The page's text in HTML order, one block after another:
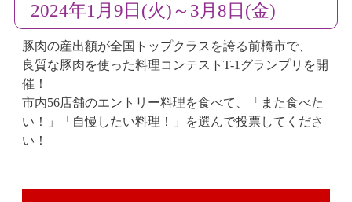
2024年1月9日(火)～3月8日(金)
豚肉の産出額が全国トップクラスを誇る前橋市で、
良質な豚肉を使った料理コンテストT-1グランプリを開
催！
市内56店舗のエントリー料理を食べて、「また食べた
い！」「自慢したい料理！」を選んで投票してくださ
い！